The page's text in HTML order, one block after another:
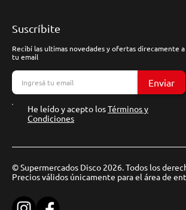
Suscríbite
Recibí las ultimas novedades y ofertas direcamente a
tu email
Enviar
He leído y acepto losTérminos y
Condiciones
© Supermercados Disco 2026. Todos los
Precios válidos únicamente para el área de